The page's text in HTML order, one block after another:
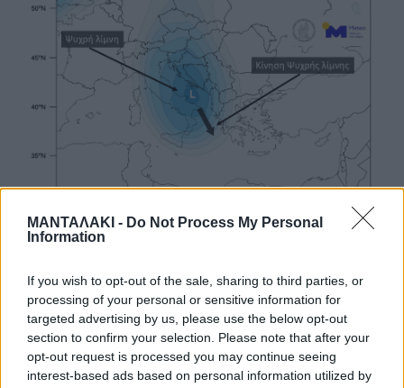
ΜΑΝΤΑΛΑΚΙ - Do Not Process My Personal
Information
If you wish to opt-out of the sale, sharing to third parties, or
processing of your personal or sensitive information for
targeted advertising by us, please use the below opt-out
section to confirm your selection. Please note that after your
opt-out request is processed you may continue seeing
interest-based ads based on personal information utilized by